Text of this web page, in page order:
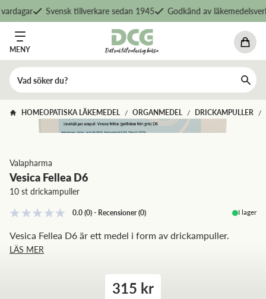
Svensk tillverkare sedan 1945 Godkänd av
MENY
HOMEOPATISKA LÄKEMEDEL / ORGANMEDEL / DRICKAMPULLER /
Valapharma
Vesica Fellea D6
10 st drickampuller
0.0(0)- Recensioner(0) I lager
Vesica Fellea D6 är ett medel i form av drickampuller.
LÄS MER
315 kr